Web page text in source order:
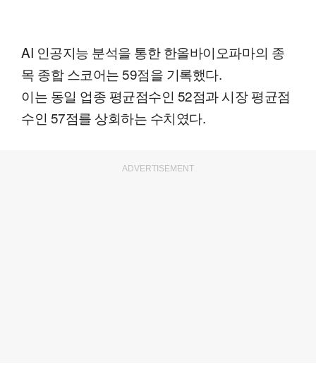
AI 인공지능 분석을 통한 한올바이오파마의 종
목 종합 스코어는 59점을 기록했다.
이는 동일 업종 평균점수인 52점과 시장 평균점
수인 57점를 상회하는 수치였다.
ADVERTISEMENT